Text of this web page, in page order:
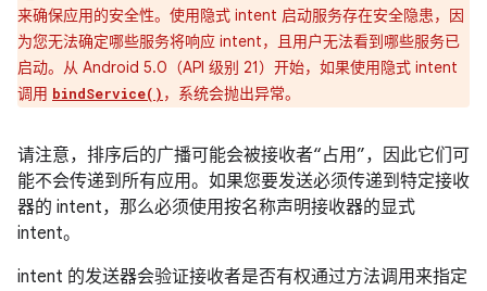
来确保应用的安全性。使用隐式 intent 启动服务存在安全隐患，因
为您无法确定哪些服务将响应 intent，且用户无法看到哪些服务已
启动。从 Android 5.0（API 级别 21）开始，如果使用隐式 intent
调用 bindService() ，系统会抛出异常。
请注意，排序后的广播可能会被接收者“占用”，因此它们可
能不会传递到所有应用。 如果您要发送必须传递到特定接收
器的 intent，那么必须使用按名称声明接收器的显式
intent。
intent 的发送器会验证接收者是否有权通过方法调用来指定